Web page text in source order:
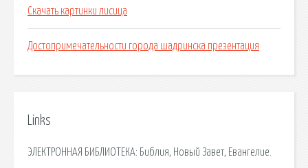
Скачать картинки лисица
Достопримечательности города шадринска презентация
Links
ЭЛЕКТРОННАЯ БИБЛИОТЕКА: Библия, Новый Завет, Евангелие.